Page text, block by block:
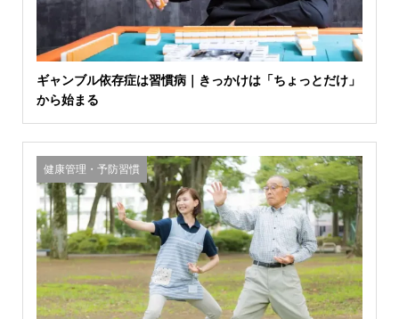
ギャンブル依存症は習慣病｜きっかけは「ちょっとだけ」
から始まる
健康管理・予防習慣